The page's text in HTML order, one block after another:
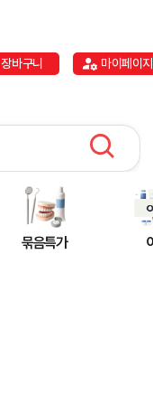
장바구니 마이페이지
묶음특가